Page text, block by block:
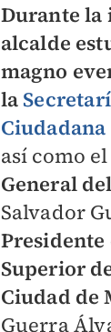
Durante la
alcalde
magno
la
Ciudadana
así como el
General
Salvador
Superior
Ciudad de
Guerra